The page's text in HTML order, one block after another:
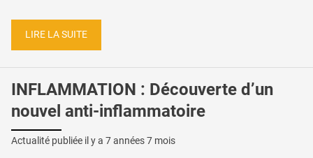
LIRE LA SUITE
INFLAMMATION : Découverte d’un
nouvel anti-inflammatoire
Actualité publiée il y a 7 années 7 mois